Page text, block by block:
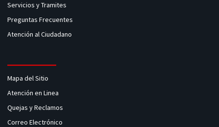
Servicios y Tramites
Preguntas Frecuentes
Atención al Ciudadano
Mapa del Sitio
Atención en Linea
Quejas y Reclamos
Correo Electrónico